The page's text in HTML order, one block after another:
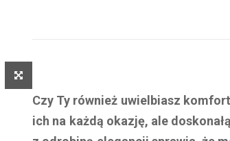
Czy Ty również uwielbiasz
ich na każdą okazję, ale